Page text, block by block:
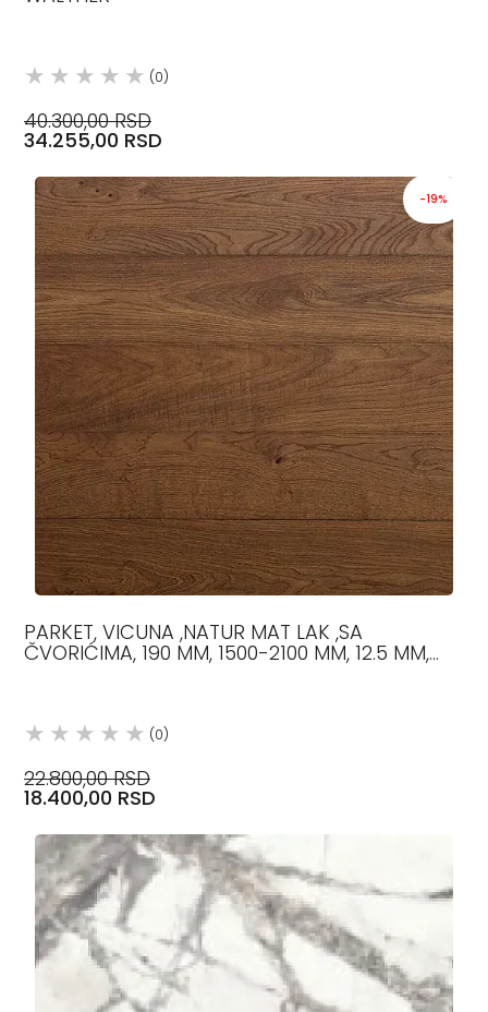
(0)
40.300,00 RSD
34.255,00 RSD
-19%
PARKET, VICUNA ,NATUR MAT LAK ,SA
ČVORIĆIMA, 190 MM, 1500-2100 MM, 12.5 MM,
(0)
22.800,00 RSD
18.400,00 RSD